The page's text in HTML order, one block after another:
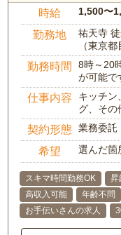
時給 1,500〜
勤務地
祐天寺
（東京
勤務時間
8時～20
が可能で
仕事内容
キッチン
グ、その
契約形態 業務委託
希望 選んだ箇
スキマ時間勤務OK 昇
高収入可能
年齢不問
お手伝いさんの求人